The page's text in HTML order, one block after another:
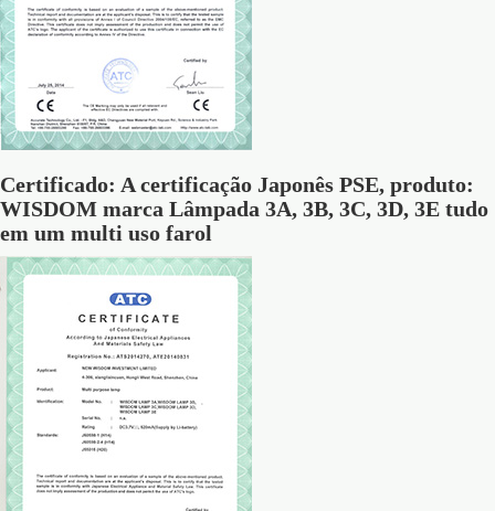
Certificado: A certificação Japonês PSE, produto:
WISDOM marca Lâmpada 3A, 3B, 3C, 3D, 3E tudo
em um multi uso farol